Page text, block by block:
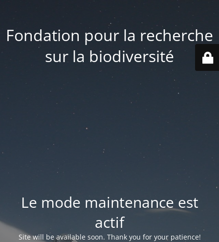
Fondation pour la recherche
sur la biodiversité
Le mode maintenance est
actif
Site will be available soon. Thank you for your patience!